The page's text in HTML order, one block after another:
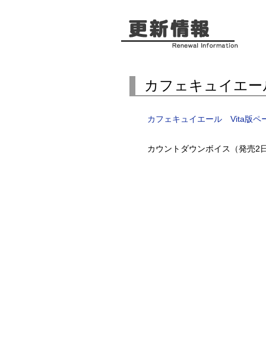
カフェキュイエ
カフェキュイエール Vita版ペ
カウントダウンボイス（発売2